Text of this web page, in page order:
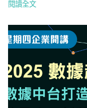
閱讀全文